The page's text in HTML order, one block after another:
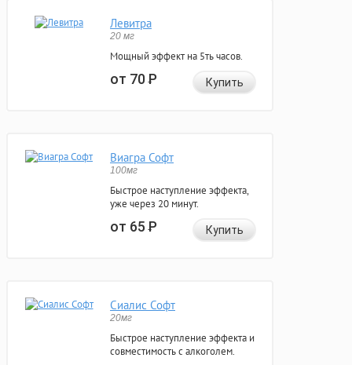
Левитра
20 мг
Мощный эффект на 5ть часов.
от 70Р Купить
Виагра Софт
100мг
Быстрое наступление эффекта,
уже через 20 минут.
от 65Р Купить
Сиалис Софт
20мг
Быстрое наступление эффекта и
совместимость с алкоголем.